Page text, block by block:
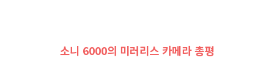
소니 6000의 미러리스 카메라 총평